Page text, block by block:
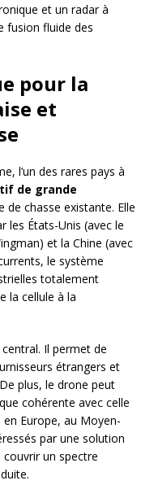
et un radar à
fusion fluide des
pour la
et
l’un des rares pays à
de grande
chasse existante. Elle
les États-Unis (avec le
et la Chine (avec
le système
totalement
la cellule à la
Il permet de
étrangers et
plus, le drone peut
cohérente avec celle
Europe, au Moyen-
par une solution
un spectre